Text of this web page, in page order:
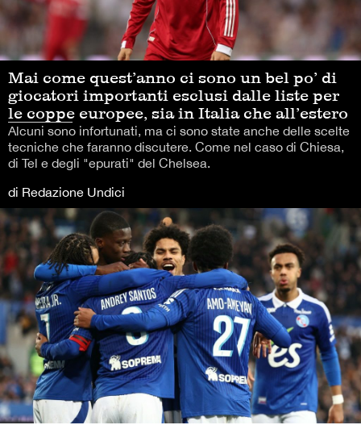
Mai come quest’anno ci sono un bel po’ di
giocatori importanti esclusi dalle liste per
le coppe europee, sia in Italia che all’estero
Alcuni sono infortunati, ma ci sono state anche delle scelte
tecniche che faranno discutere. Come nel caso di Chiesa,
di Tel e degli "epurati" del Chelsea.
di Redazione Undici